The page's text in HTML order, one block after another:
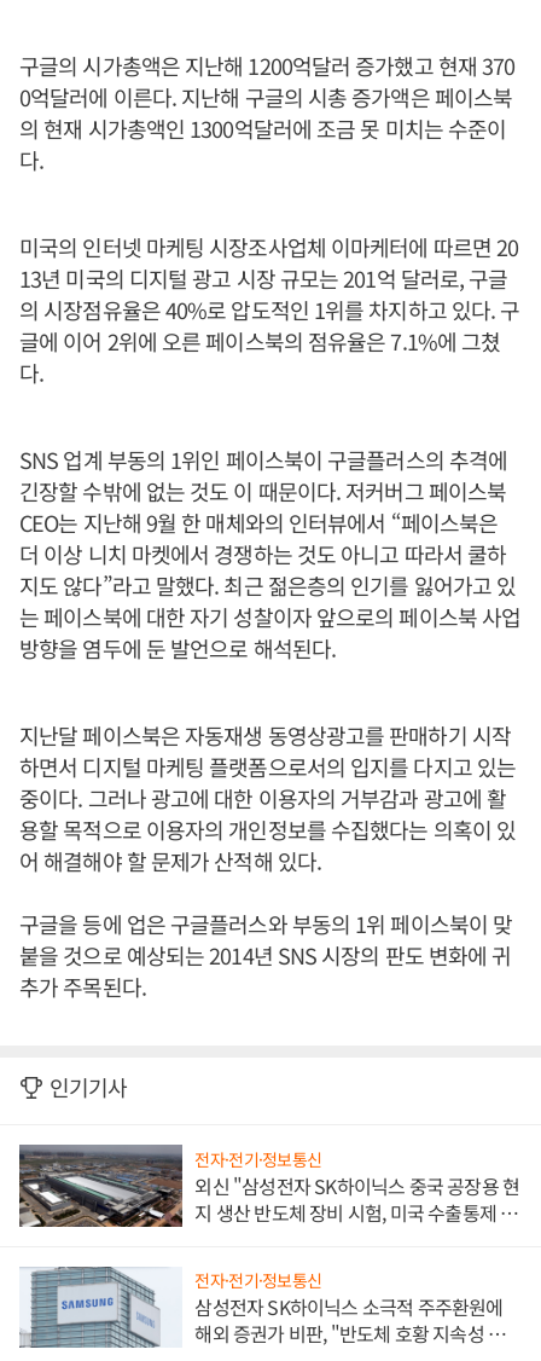
구글의 시가총액은 지난해 1200억달러 증가했고 현재 370
0억달러에 이른다. 지난해 구글의 시총 증가액은 페이스북
의 현재 시가총액인 1300억달러에 조금 못 미치는 수준이
다.
미국의 인터넷 마케팅 시장조사업체 이마케터에 따르면 20
13년 미국의 디지털 광고 시장 규모는 201억 달러로, 구글
의 시장점유율은 40%로 압도적인 1위를 차지하고 있다. 구
글에 이어 2위에 오른 페이스북의 점유율은 7.1%에 그쳤
다.
SNS 업계 부동의 1위인 페이스북이 구글플러스의 추격에
긴장할 수밖에 없는 것도 이 때문이다. 저커버그 페이스북
CEO는 지난해 9월 한 매체와의 인터뷰에서 “페이스북은
더 이상 니치 마켓에서 경쟁하는 것도 아니고 따라서 쿨하
지도 않다”라고 말했다. 최근 젊은층의 인기를 잃어가고 있
는 페이스북에 대한 자기 성찰이자 앞으로의 페이스북 사업
방향을 염두에 둔 발언으로 해석된다.
지난달 페이스북은 자동재생 동영상광고를 판매하기 시작
하면서 디지털 마케팅 플랫폼으로서의 입지를 다지고 있는
중이다. 그러나 광고에 대한 이용자의 거부감과 광고에 활
용할 목적으로 이용자의 개인정보를 수집했다는 의혹이 있
어 해결해야 할 문제가 산적해 있다.
구글을 등에 업은 구글플러스와 부동의 1위 페이스북이 맞
붙을 것으로 예상되는 2014년 SNS 시장의 판도 변화에 귀
추가 주목된다.
인기기사
전자·전기·정보통신
외신 "삼성전자 SK하이닉스 중국 공장용 현
지 생산 반도체 장비 시험, 미국 수출통제 대
전자·전기·정보통신
삼성전자 SK하이닉스 소극적 주주환원에
해외 증권가 비판, "반도체 호황 지속성 의